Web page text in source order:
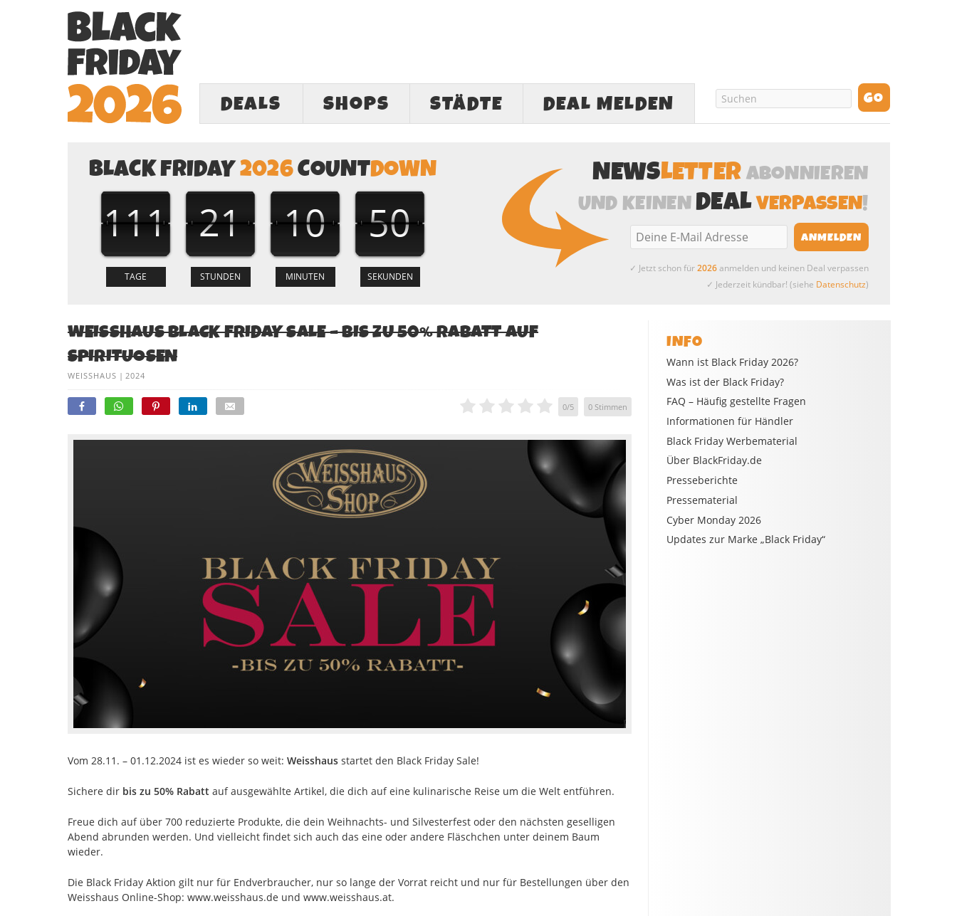
DEALS SHOPS STÄDTE DEAL MELDEN
BLACK FRIDAY2026COUNTDOWN
111 21 10 50
NEWSLETTERABONNIEREN
UND KEINENDEALVERPASSEN!
✓ Jetzt schon für2026anmelden und keinen Deal verpassen
✓ Jederzeit kündbar! (siehe Datenschutz)
WEISSHAUS BLACK FRIDAY SALE – BIS ZU 50% RABATT AUF
SPIRITUOSEN
WEISSHAUS | 2024
0/5 0Stimmen
Vom 28.11. – 01.12.2024 ist es wieder so weit: Weisshausstartet den Black Friday Sale!
Sichere dir bis zu 50% Rabatt auf ausgewählte Artikel, die dich auf eine kulinarische Reise um die Welt entführen.
Freue dich auf über 700 reduzierte Produkte, die dein Weihnachts- und Silvesterfest oder den nächsten geselligen
Abend abrunden werden. Und vielleicht findet sich auch das eine oder andere Fläschchen unter deinem Baum
wieder.
Die Black Friday Aktion gilt nur für Endverbraucher, nur so lange der Vorrat reicht und nur für Bestellungen über den
Weisshaus Online-Shop: www.weisshaus.de und www.weisshaus.at.
INFO
Wann ist Black Friday 2026?
Was ist der Black Friday?
FAQ – Häufig gestellte Fragen
Informationen für Händler
Black Friday Werbematerial
Über BlackFriday.de
Presseberichte
Pressematerial
Cyber Monday 2026
Updates zur Marke „Black Friday“